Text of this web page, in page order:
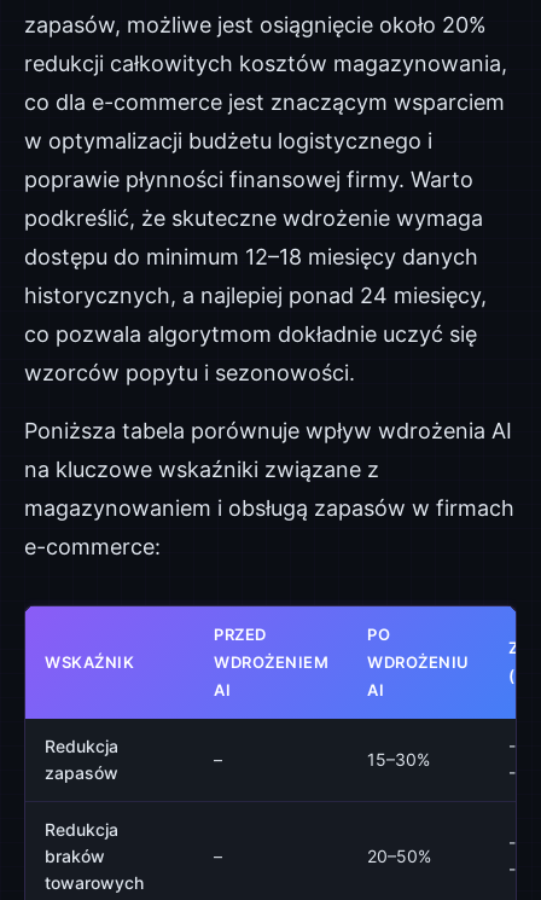
zapasów, możliwe jest osiągnięcie około 20%
redukcji całkowitych kosztów magazynowania,
co dla e-commerce jest znaczącym wsparciem
w optymalizacji budżetu logistycznego i
poprawie płynności finansowej firmy. Warto
podkreślić, że skuteczne wdrożenie wymaga
dostępu do minimum 12–18 miesięcy danych
historycznych, a najlepiej ponad 24 miesięcy,
co pozwala algorytmom dokładnie uczyć się
wzorców popytu i sezonowości.
Poniższa tabela porównuje wpływ wdrożenia AI
na kluczowe wskaźniki związane z
magazynowaniem i obsługą zapasów w firmach
e-commerce:
WSKAŹNIK
PRZED
WDROŻENIEM
AI
PO
WDROŻENIU
AI
(%)
Redukcja
zapasów
– 15–30%
-15
-30
Redukcja
braków
towarowych
– 20–50%
-20
-50